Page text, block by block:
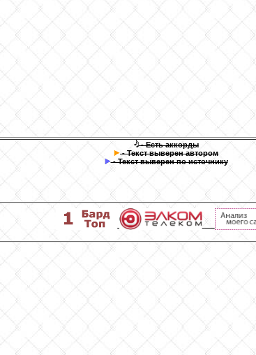
- Есть аккорды
- Текст выверен автором
- Текст выверен по источнику